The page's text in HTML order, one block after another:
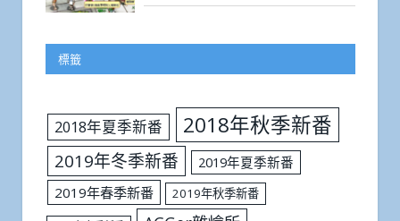
標籤
2018年夏季新番 2018年秋季新番
2019年冬季新番
2019年夏季新番
2019年春季新番
2019年秋季新番